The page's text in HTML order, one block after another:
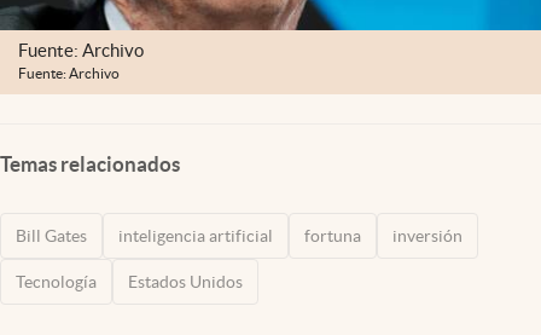
Fuente: Archivo
Fuente: Archivo
Temas relacionados
Bill Gates inteligencia artificial fortuna inversión
Tecnología Estados Unidos